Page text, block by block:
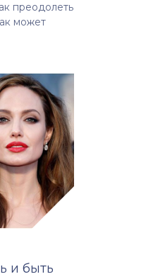
преодолеть
может
и быть